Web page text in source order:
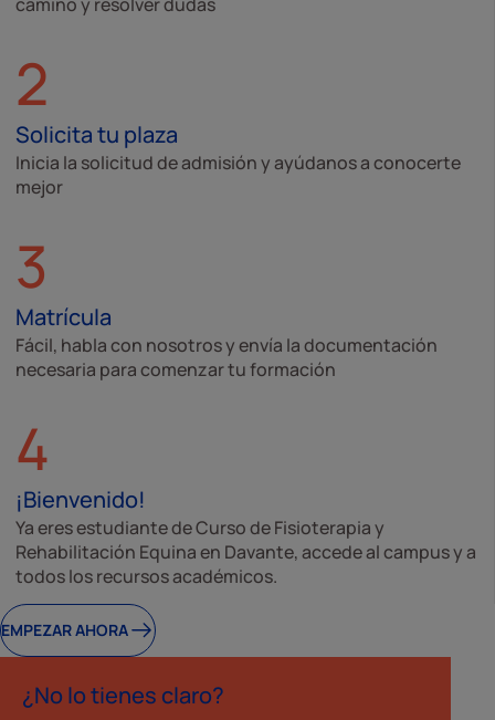
2
Solicita tu plaza
Inicia la solicitud de admisión y ayúdanos a conocerte
mejor
3
Matrícula
Fácil, habla con nosotros y envía la documentación
necesaria para comenzar tu formación
4
¡Bienvenido!
Ya eres estudiante de Curso de Fisioterapia y
Rehabilitación Equina en Davante, accede al campus y a
todos los recursos académicos.
EMPEZAR AHORA
¿No lo tienes claro?